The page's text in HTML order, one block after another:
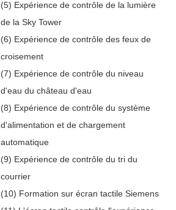
(5) Expérience de contrôle de la lumière
de la Sky Tower
(6) Expérience de contrôle des feux de
croisement
(7) Expérience de contrôle du niveau
d'eau du château d'eau
(8) Expérience de contrôle du système
d'alimentation et de chargement
automatique
(9) Expérience de contrôle du tri du
courrier
(10) Formation sur écran tactile Siemens